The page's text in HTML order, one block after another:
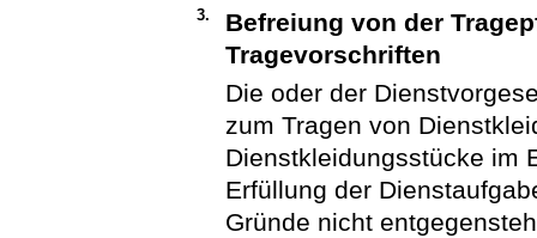
3.
Befreiung von der
Tragevorschriften
Die oder der
zum Tragen von
Dienstkleidungsstücke im
Erfüllung der
Gründe nicht